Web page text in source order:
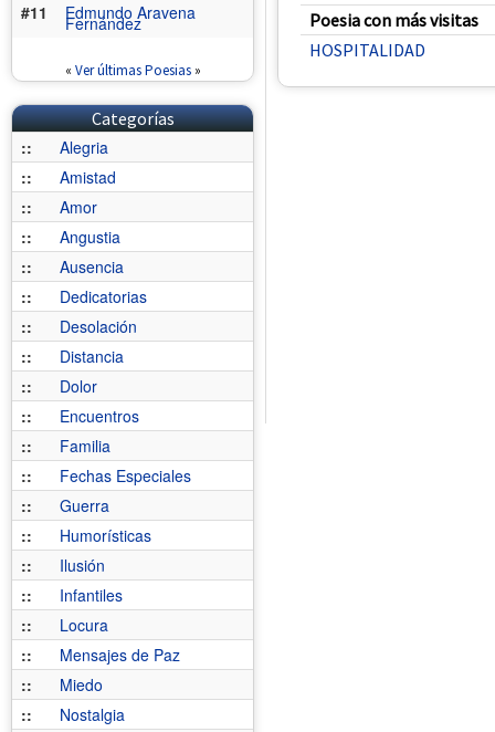
#11
Edmundo Aravena
Fernández
« Ver últimas Poesias»
Categorías
::
Alegria
::
Amistad
::
Amor
::
Angustia
::
Ausencia
::
Dedicatorias
::
Desolación
::
Distancia
::
Dolor
::
Encuentros
::
Familia
::
Fechas Especiales
::
Guerra
::
Humorísticas
::
Ilusión
::
Infantiles
::
Locura
::
Mensajes de Paz
::
Miedo
::
Nostalgia
Poesia con más visitas
HOSPITALIDAD